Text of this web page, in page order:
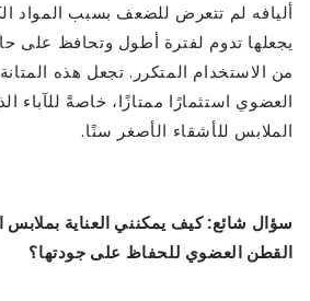
أليافه لم تتعرض للضعف بسبب المواد
يجعلها تدوم لفترة أطول وتحافظ على
من الاستخدام المتكرر. تجعل هذه
العضوي استثمارًا ممتازًا، خاصةً للآباء
الملابس للأشقاء الأصغر سنًا.
سؤال شائع: كيف يمكنني العناية
القطن العضوي للحفاظ على جودتها؟